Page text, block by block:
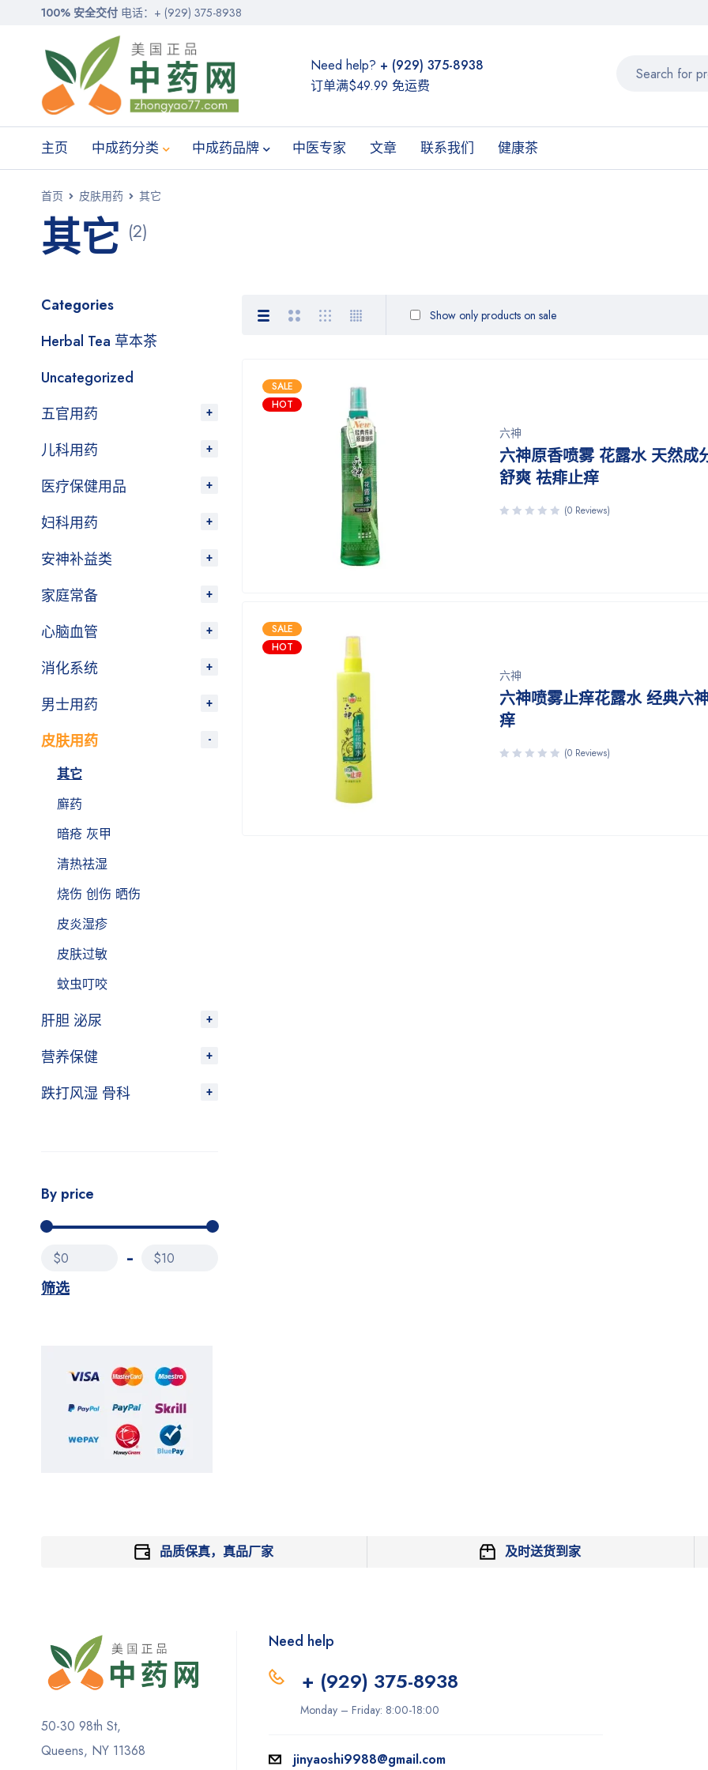
100% 安全交付 电话：+ (929) 375-8938
Need help? + (929) 375-8938
订单满$49.99 免运费
主页 中成药分类 中成药品牌 中医专家 文章 联系我们 健康茶
首页 皮肤用药 其它
其它 (2)
Categories
Herbal Tea 草本茶
Uncategorized
五官用药
儿科用药
医疗保健用品
妇科用药
安神补益类
家庭常备
心脑血管
消化系统
男士用药
皮肤用药
其它
廯药
暗疮 灰甲
清热祛湿
烧伤 创伤 晒伤
皮炎湿疹
皮肤过敏
蚊虫叮咬
肝胆 泌尿
营养保健
跌打风湿 骨科
By price
筛选
$0 $10
Show only products on sale
SALE
HOT
六神
六神原香喷雾 花露水 天然成
舒爽 祛痱止痒
(0 Reviews)
SALE
HOT
六神
六神喷雾止痒花露水 经典六
痒
(0 Reviews)
品质保真，真品厂家 及时送货到家
50-30 98th St,
Queens, NY 11368
Need help
+ (929) 375-8938
Monday – Friday: 8:00-18:00
jinyaoshi9988@gmail.com